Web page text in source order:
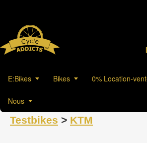
E:Bikes Bikes 0% Location-
Nous
Testbikes > KTM